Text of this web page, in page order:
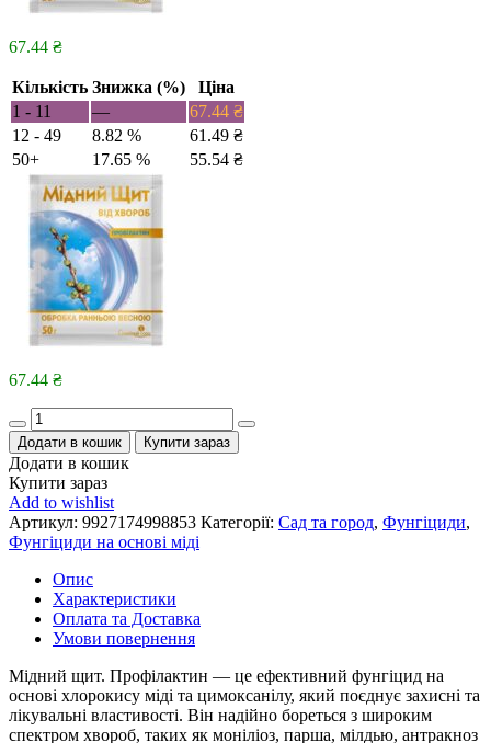
67.44 ₴
Кількість Знижка (%)
Ціна
1 - 11
— 67.44 ₴
12 - 49
8.82 % 61.49 ₴
50+
17.65 % 55.54 ₴
67.44 ₴
Quantity
Додати в кошик Купити зараз
Додати в кошик
Купити зараз
Add to wishlist
Артикул: 9927174998853 Категорії: Сад та город, Фунгіциди,
Фунгіциди на основі міді
Опис
Характеристики
Оплата та Доставка
Умови повернення
Мідний щит. Профілактин — це ефективний фунгіцид на
основі хлорокису міді та цимоксанілу, який поєднує захисні та
лікувальні властивості. Він надійно бореться з широким
спектром хвороб, таких як моніліоз, парша, мілдью, антракноз